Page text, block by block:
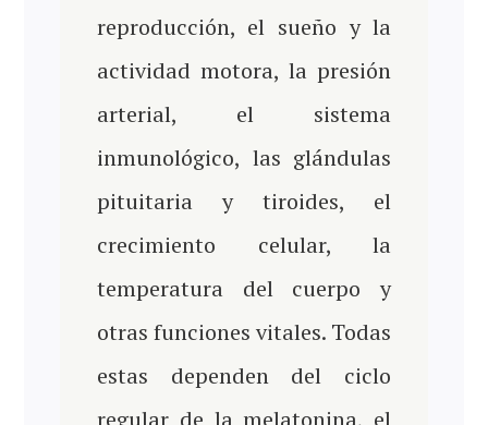
reproducción, el sueño y la
actividad motora, la presión
arterial, el sistema
inmunológico, las glándulas
pituitaria y tiroides, el
crecimiento celular, la
temperatura del cuerpo y
otras funciones vitales. Todas
estas dependen del ciclo